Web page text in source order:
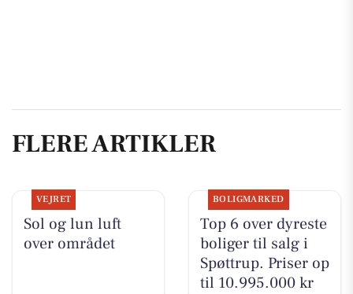
FLERE ARTIKLER
VEJRET
Sol og lun luft
over området
BOLIGMARKED
Top 6 over dyreste
boliger til salg i
Spøttrup. Priser op
til 10.995.000 kr